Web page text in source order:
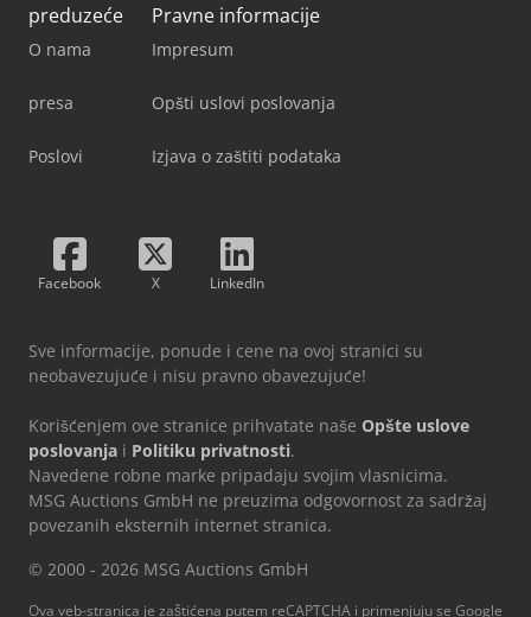
preduzeće
O nama
presa
Poslovi
Pravne informacije
Impresum
Opšti uslovi poslovanja
Izjava o zaštiti podataka
Facebook X LinkedIn
Sve informacije, ponude i cene na ovoj stranici su
neobavezujuće i nisu pravno obavezujuće!
Korišćenjem ove stranice prihvatate naše Opšte uslove
poslovanja i Politiku privatnosti.
Navedene robne marke pripadaju svojim vlasnicima.
MSG Auctions GmbH ne preuzima odgovornost za sadržaj
povezanih eksternih internet stranica.
© 2000 - 2026 MSG Auctions GmbH
Ova veb-stranica je zaštićena putem reCAPTCHA i primenjuju se Google